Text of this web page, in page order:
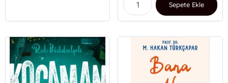
Sepete Ekle